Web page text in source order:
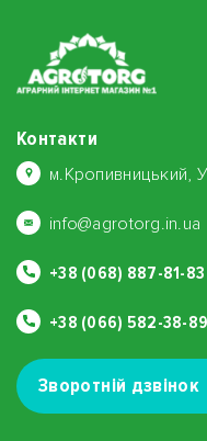
Контакти
м.Кропивницький,
info@agrotorg.in.ua
+38 (068) 887-81-83
+38 (066) 582-38-89
Зворотнiй дзвiнок